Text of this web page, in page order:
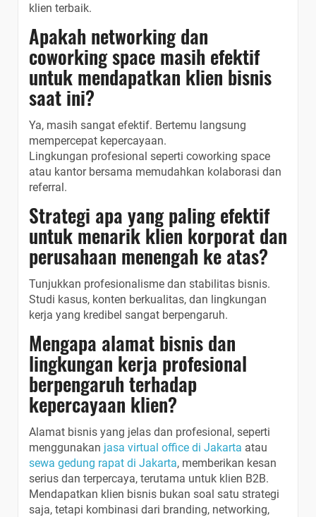
klien terbaik.
Apakah networking dan
coworking space masih efektif
untuk mendapatkan klien bisnis
saat ini?
Ya, masih sangat efektif. Bertemu langsung
mempercepat kepercayaan.
Lingkungan profesional seperti coworking space
atau kantor bersama memudahkan kolaborasi dan
referral.
Strategi apa yang paling efektif
untuk menarik klien korporat dan
perusahaan menengah ke atas?
Tunjukkan profesionalisme dan stabilitas bisnis.
Studi kasus, konten berkualitas, dan lingkungan
kerja yang kredibel sangat berpengaruh.
Mengapa alamat bisnis dan
lingkungan kerja profesional
berpengaruh terhadap
kepercayaan klien?
Alamat bisnis yang jelas dan profesional, seperti
menggunakan jasa virtual office di Jakarta atau
sewa gedung rapat di Jakarta, memberikan kesan
serius dan terpercaya, terutama untuk klien B2B.
Mendapatkan klien bisnis bukan soal satu strategi
saja, tetapi kombinasi dari branding, networking,